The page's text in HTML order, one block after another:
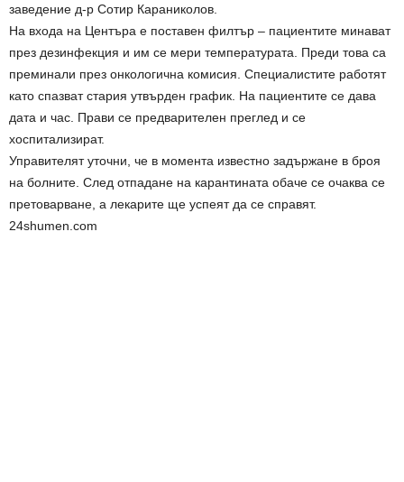
заведение д-р Сотир Караниколов.
На входа на Центъра е поставен филтър – пациентите минават
през дезинфекция и им се мери температурата. Преди това са
преминали през онкологична комисия. Специалистите работят
като спазват стария утвърден график. На пациентите се дава
дата и час. Прави се предварителен преглед и се
хоспитализират.
Управителят уточни, че в момента известно задържане в броя
на болните. След отпадане на карантината обаче се очаква се
претоварване, а лекарите ще успеят да се справят.
24shumen.com